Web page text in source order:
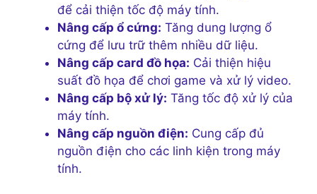
để cải thiện tốc độ máy tính.
Nâng cấp ổ cứng: Tăng dung lượng ổ
cứng để lưu trữ thêm nhiều dữ liệu.
Nâng cấp card đồ họa: Cải thiện hiệu
suất đồ họa để chơi game và xử lý video.
Nâng cấp bộ xử lý: Tăng tốc độ xử lý của
máy tính.
Nâng cấp nguồn điện: Cung cấp đủ
nguồn điện cho các linh kiện trong máy
tính.